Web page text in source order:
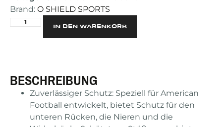
Brand: O SHIELD SPORTS
IN DEN WARENKORB
BESCHREIBUNG
Zuverlässiger Schutz: Speziell für American
Football entwickelt, bietet Schutz für den
unteren Rücken, die Nieren und die